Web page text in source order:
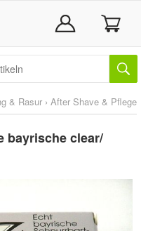
& Rasur › After Shave & Pflege
bayrische clear/